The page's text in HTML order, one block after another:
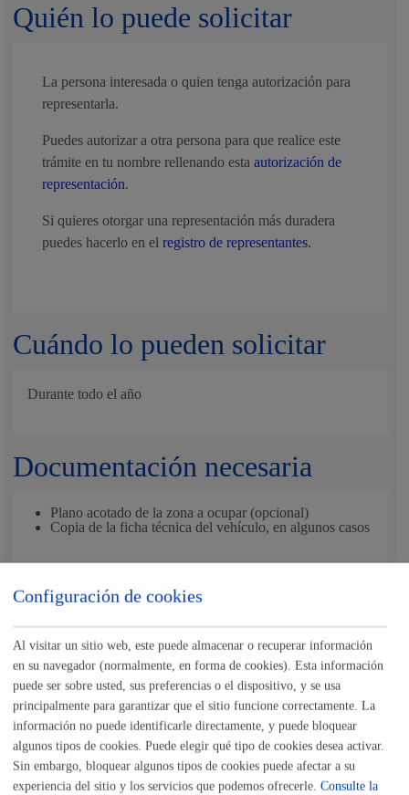
Quién lo puede solicitar
La persona interesada o quien tenga autorización para
representarla.
Puedes autorizar a otra persona para que realice este
trámite en tu nombre rellenando estaautorización de
representación.
Si quieres otorgar una representación más duradera
puedes hacerlo en elregistro de representantes.
Cuándo lo pueden solicitar
Durante todo el año
Documentación necesaria
Plano acotado de la zona a ocupar (opcional)
Copia de la ficha técnica del vehículo, en algunos casos
Autorización Complementaria de Circulación (ACC)
persona técnica competente (según la Ley 38/1999 de
Ordenación de la Edificación), con el cálculo de la
envolvente de giro (artículo 8.2.3 de la norma 3.1-IC).
Nota:es obligatorioel uso del formulario o del impreso
específico indicado en este trámite.
Tamaño máximo anexos:
10 Mb
Configuración de cookies
Al visitar un sitio web, este puede almacenar o recuperar información
en su navegador (normalmente, en forma de cookies). Esta información
puede ser sobre usted, sus preferencias o el dispositivo, y se usa
principalmente para garantizar que el sitio funcione correctamente. La
información no puede identificarle directamente, y puede bloquear
algunos tipos de cookies. Puede elegir qué tipo de cookies desea activar.
Sin embargo, bloquear algunos tipos de cookies puede afectar a su
experiencia del sitio y los servicios que podemos ofrecerle. Consulte la